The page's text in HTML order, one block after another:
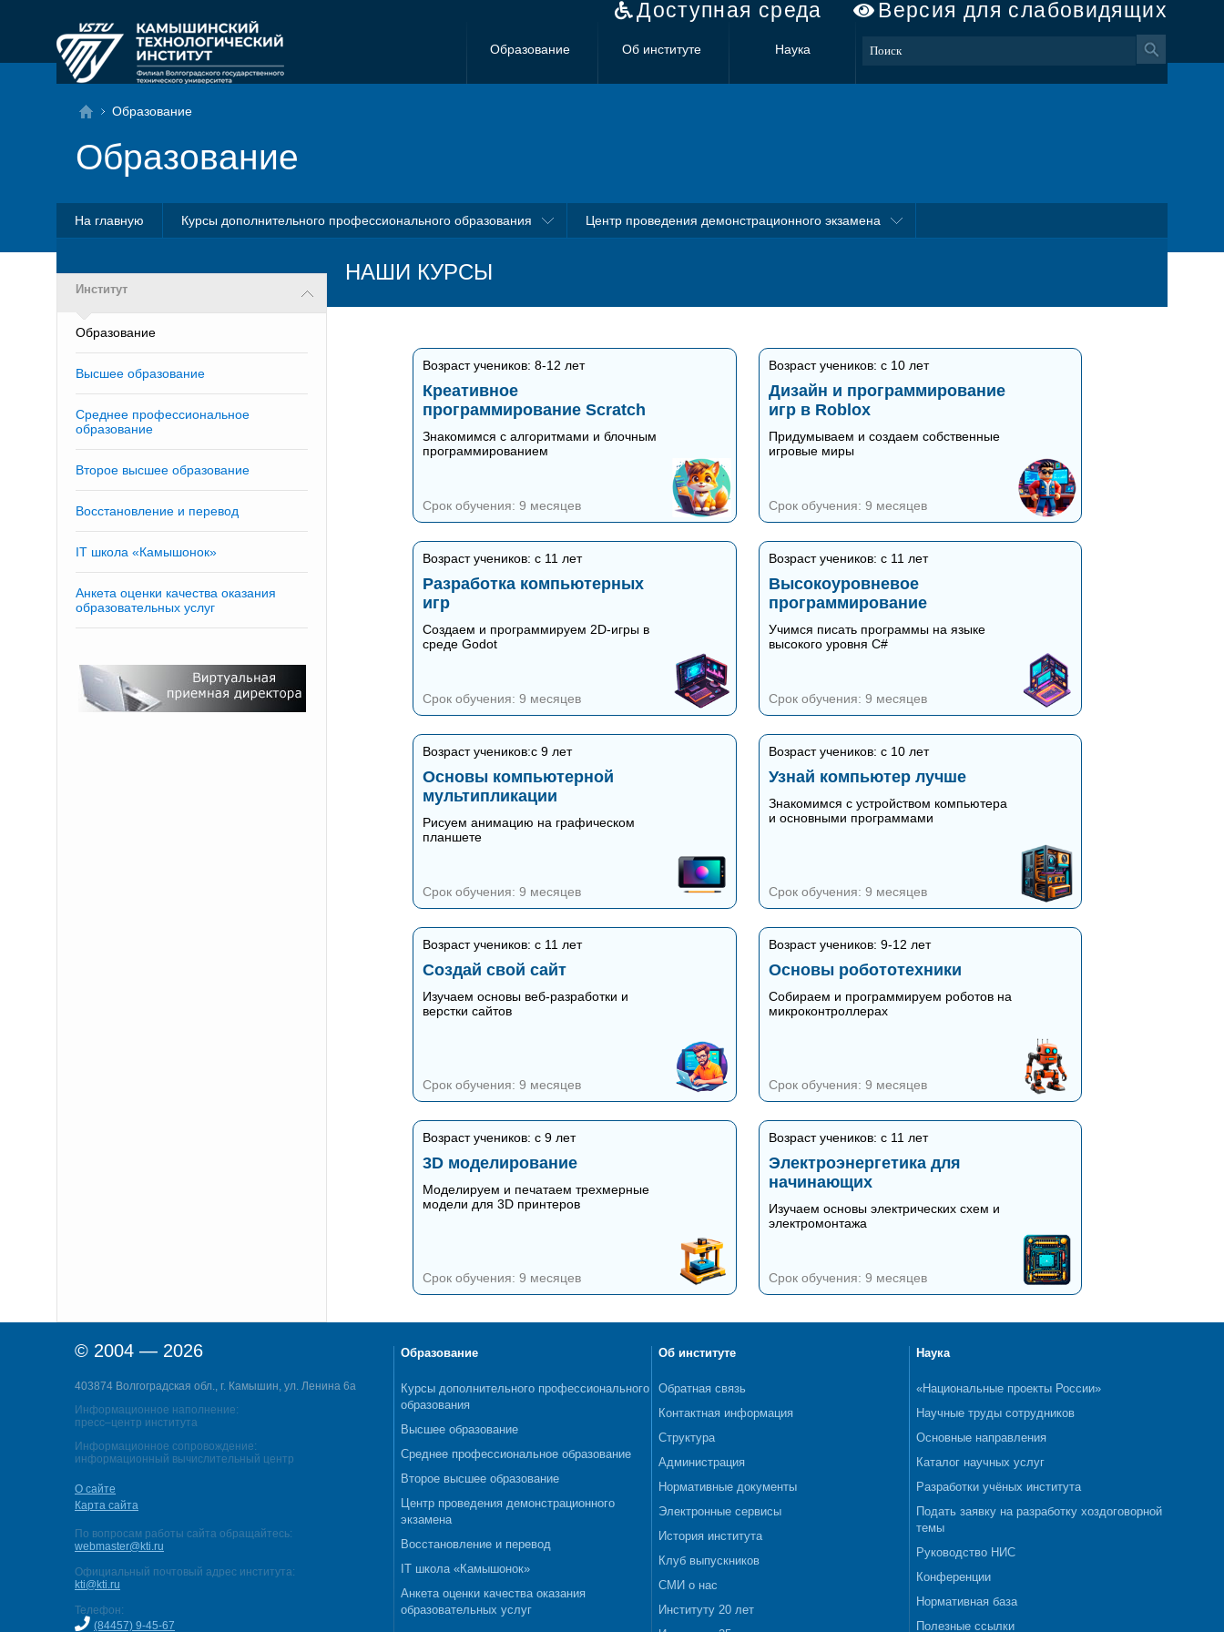
Доступная среда Версия для слабовидящих
Образование Об институте Наука
Образование
Образование
На главную Курсы дополнительного профессионального образования Центр проведения демонстрационного экзамена
Институт
Образование
Высшее образование
Среднее профессиональное
образование
Второе высшее образование
Восстановление и перевод
IT школа «Камышонок»
Анкета оценки качества оказания
образовательных услуг
НАШИ КУРСЫ
Возраст учеников: 8-12 лет
Креативное
программирование Scratch
Знакомимся с алгоритмами и блочным
программированием
Срок обучения: 9 месяцев
Возраст учеников: с 10 лет
Дизайн и программирование
игр в Roblox
Придумываем и создаем собственные
игровые миры
Срок обучения: 9 месяцев
Возраст учеников: с 11 лет
Разработка компьютерных
игр
Создаем и программируем 2D-игры в
среде Godot
Срок обучения: 9 месяцев
Возраст учеников: с 11 лет
Высокоуровневое
программирование
Учимся писать программы на языке
высокого уровня C#
Срок обучения: 9 месяцев
Возраст учеников:с 9 лет
Основы компьютерной
мультипликации
Рисуем анимацию на графическом
планшете
Срок обучения: 9 месяцев
Возраст учеников: с 10 лет
Узнай компьютер лучше
Знакомимся с устройством компьютера
и основными программами
Срок обучения: 9 месяцев
Возраст учеников: с 11 лет
Создай свой сайт
Изучаем основы веб-разработки и
верстки сайтов
Срок обучения: 9 месяцев
Возраст учеников: 9-12 лет
Основы робототехники
Собираем и программируем роботов на
микроконтроллерах
Срок обучения: 9 месяцев
Возраст учеников: с 9 лет
3D моделирование
Моделируем и печатаем трехмерные
модели для 3D принтеров
Срок обучения: 9 месяцев
Возраст учеников: с 11 лет
Электроэнергетика для
начинающих
Изучаем основы электрических схем и
электромонтажа
Срок обучения: 9 месяцев
© 2004 — 2026
403874 Волгоградская обл., г. Камышин, ул. Ленина 6а
Информационное наполнение:
пресс–центр института
Информационное сопровождение:
информационный вычислительный центр
О сайте
Карта сайта
По вопросам работы сайта обращайтесь:
webmaster@kti.ru
Официальный почтовый адрес института:
kti@kti.ru
Телефон:
(84457) 9-45-67
Образование
Курсы дополнительного профессионального
образования
Высшее образование
Среднее профессиональное образование
Второе высшее образование
Центр проведения демонстрационного
экзамена
Восстановление и перевод
IT школа «Камышонок»
Анкета оценки качества оказания
образовательных услуг
Об институте
Обратная связь
Контактная информация
Структура
Администрация
Нормативные документы
Электронные сервисы
История института
Клуб выпускников
СМИ о нас
Институту 20 лет
Наука
«Национальные проекты России»
Научные труды сотрудников
Основные направления
Каталог научных услуг
Разработки учёных института
Подать заявку на разработку хоздоговорной
темы
Руководство НИС
Конференции
Нормативная база
Полезные ссылки